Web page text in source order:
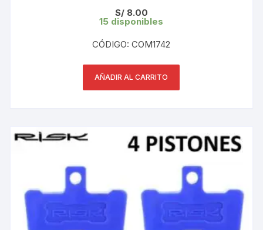
S/8.00
15 disponibles
CÓDIGO: COM1742
AÑADIR AL CARRITO